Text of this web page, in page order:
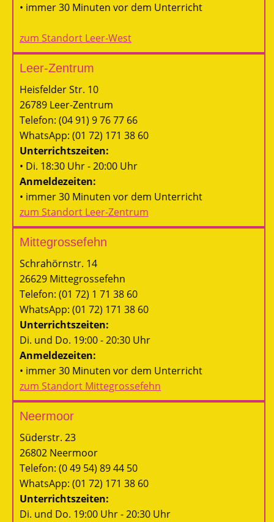
• immer 30 Minuten vor dem Unterricht
zum Standort Leer-West
Leer-Zentrum
Heisfelder Str. 10
26789 Leer-Zentrum
Telefon: (04 91) 9 76 77 66
WhatsApp: (01 72) 171 38 60
Unterrichtszeiten:
• Di. 18:30 Uhr - 20:00 Uhr
Anmeldezeiten:
• immer 30 Minuten vor dem Unterricht
zum Standort Leer-Zentrum
Mittegrossefehn
Schrahörnstr. 14
26629 Mittegrossefehn
Telefon: (01 72) 1 71 38 60
WhatsApp: (01 72) 171 38 60
Unterrichtszeiten:
Di. und Do. 19:00 - 20:30 Uhr
Anmeldezeiten:
• immer 30 Minuten vor dem Unterricht
zum Standort Mittegrossefehn
Neermoor
Süderstr. 23
26802 Neermoor
Telefon: (0 49 54) 89 44 50
WhatsApp: (01 72) 171 38 60
Unterrichtszeiten:
Di. und Do. 19:00 Uhr - 20:30 Uhr